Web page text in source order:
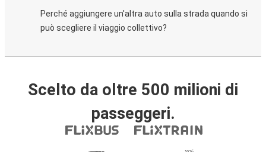
Perché aggiungere un'altra auto sulla strada quando si
può scegliere il viaggio collettivo?
Scelto da oltre 500 milioni di
passeggeri.